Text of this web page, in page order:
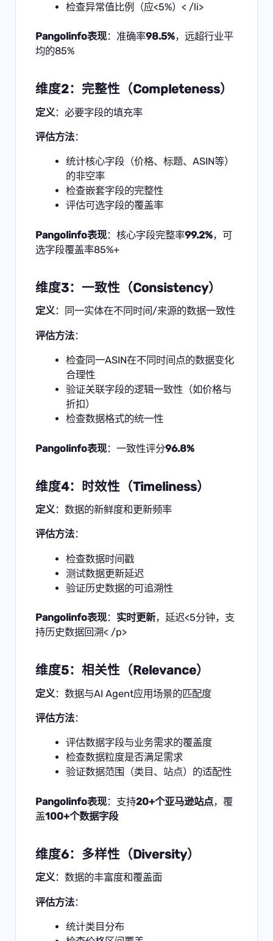
检查异常值比例（应<5%）< /li>
Pangolinfo表现：准确率98.5%，远超行业平
均的85%
维度2：完整性（Completeness）
定义 ：必要字段的填充率
评估方法：
统计核心字段（价格、标题、ASIN等）
的非空率
检查嵌套字段的完整性
评估可选字段的覆盖率
Pangolinfo表现：核心字段完整率99.2%，可
选字段覆盖率85%+
维度3：一致性（Consistency）
定义：同一实体在不同时间/来源的数据一致性
评估方法：
检查同一ASIN在不同时间点的数据变化
合理性
验证关联字段的逻辑一致性（如价格与
折扣）
检查数据格式的统一性
Pangolinfo表现：一致性评分96.8%
维度4：时效性（Timeliness）
定义：数据的新鲜度和更新频率
评估方法：
检查数据时间戳
测试数据更新延迟
验证历史数据的可追溯性
Pangolinfo表现： 实时更新，延迟<5分钟，支
持历史数据回溯< /p>
维度5：相关性（Relevance）
定义 ：数据与AI Agent应用场景的匹配度
评估方法：
评估数据字段与业务需求的覆盖度
检查数据粒度是否满足需求
验证数据范围（类目、站点）的适配性
Pangolinfo表现：支持20+个亚马逊站点，覆
盖100+个数据字段
维度6：多样性（Diversity）
定义：数据的丰富度和覆盖面
评估方法：
统计类目分布